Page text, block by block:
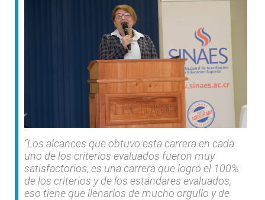
“Los alcances que obtuvo esta carrera en cada
uno de los criterios evaluados fueron muy
satisfactorios, es una carrera que logró el 100%
de los criterios y de los estándares evaluados,
eso tiene que llenarlos de mucho orgullo y de